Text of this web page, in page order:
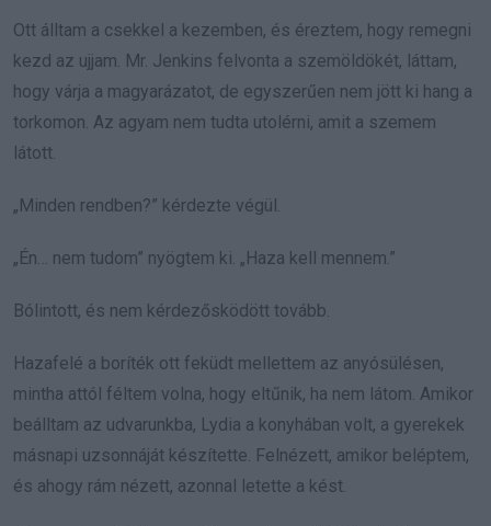
Ott álltam a csekkel a kezemben, és éreztem, hogy remegni
kezd az ujjam. Mr. Jenkins felvonta a szemöldökét, láttam,
hogy várja a magyarázatot, de egyszerűen nem jött ki hang a
torkomon. Az agyam nem tudta utolérni, amit a szemem
látott.
„Minden rendben?” kérdezte végül.
„Én… nem tudom” nyögtem ki. „Haza kell mennem.”
Bólintott, és nem kérdezősködött tovább.
Hazafelé a boríték ott feküdt mellettem az anyósülésen,
mintha attól féltem volna, hogy eltűnik, ha nem látom. Amikor
beálltam az udvarunkba, Lydia a konyhában volt, a gyerekek
másnapi uzsonnáját készítette. Felnézett, amikor beléptem,
és ahogy rám nézett, azonnal letette a kést.